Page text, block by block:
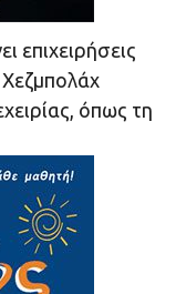
επιχειρήσεις
Χεζμπολάχ
όπως τη